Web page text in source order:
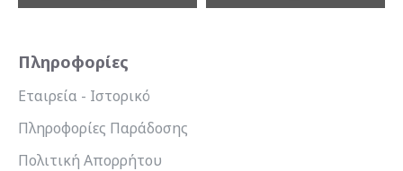
Πληροφορίες
Εταιρεία - Ιστορικό
Πληροφορίες Παράδοσης
Πολιτική Απορρήτου